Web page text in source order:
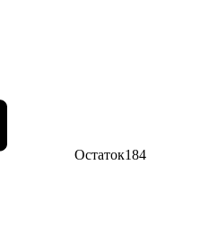
Остаток184